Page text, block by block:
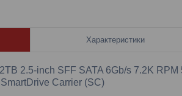
Характеристики
2.5-inch SFF SATA 6Gb/s 7.2K
Carrier (SC)